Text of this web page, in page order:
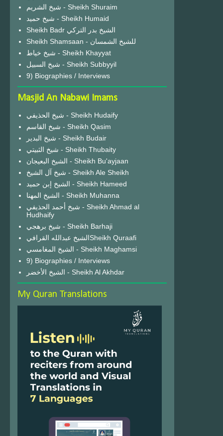
شيخ الشريم - Sheikh Shuraim
شيخ حميد - Sheikh Humaid
Sheikh Badr الشيخ بدر التركي
Sheikh Shamsaan - للشيخ الشمسان
شيخ خياط - Sheikh Khayyat
شيخ السبيل - Sheikh Subbyyil
9) Biographies / Interviews
Masjid An Nabawi Imams
شيخ الحذيفي - Sheikh Hudaify
شيخ القاسم - Sheikh Qasim
شيخ البدير - Sheikh Budair
شيخ الثبيتي - Sheikh Thubaity
الشيخ البعيجان - Sheikh Bu'ayjaan
شيخ آل الشيخ - Sheikh Ale Sheikh
الشيخ إبن حميد - Sheikh Hameed
الشيخ المهنا - Sheikh Muhanna
شيخ أحمد الحذيفي - Sheikh Ahmad al
Hudhaify
شيخ برهجي - Sheikh Barhaji
الشيخ عبدالله القرافيSheikh Quraafi
الشيخ المغامسي - Sheikh Maghamsi
9) Biographies / Interviews
الشيخ الأخضر - Sheikh Al Akhdar
My Quran Translations